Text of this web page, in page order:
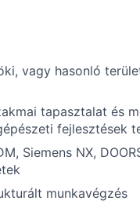
vagy hasonló
tapasztalat és
fejlesztések
Siemens NX,
munkavégzés